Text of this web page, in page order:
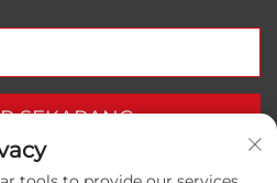
SEKARANG